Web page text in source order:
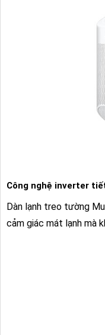
Công nghệ inverter
Dàn lạnh treo tường
cảm giác mát lạnh mà